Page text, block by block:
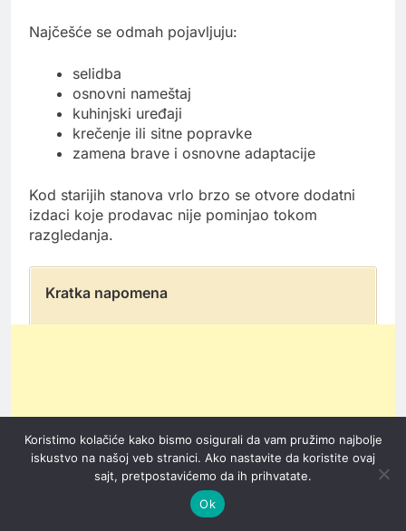
Najčešće se odmah pojavljuju:
selidba
osnovni nameštaj
kuhinjski uređaji
krečenje ili sitne popravke
zamena brave i osnovne adaptacije
Kod starijih stanova vrlo brzo se otvore dodatni
izdaci koje prodavac nije pominjao tokom
razgledanja.
Kratka napomena
Koristimo kolačiće kako bismo osigurali da vam pružimo najbolje
iskustvo na našoj veb stranici. Ako nastavite da koristite ovaj
sajt, pretpostavićemo da ih prihvatate.
Ok